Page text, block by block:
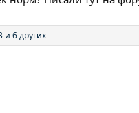
и 6 других